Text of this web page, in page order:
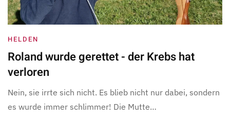
HELDEN
Roland wurde gerettet - der Krebs hat
verloren
Nein, sie irrte sich nicht. Es blieb nicht nur dabei, sondern
es wurde immer schlimmer! Die Mutte…